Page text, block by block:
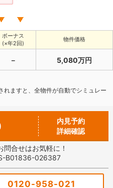
ボーナス
(×年2回)
物件価格
－ 5,080万円
れますと、全物件が自動でシミュレー
内見予約
詳細確認
合せはお気軽に！
B01836-026387
0120-958-021